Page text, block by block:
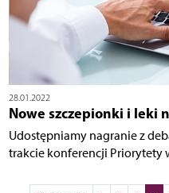
28.01.2022
Nowe szczepionki i leki
Udostępniamy nagranie z
trakcie konferencji Priorytety